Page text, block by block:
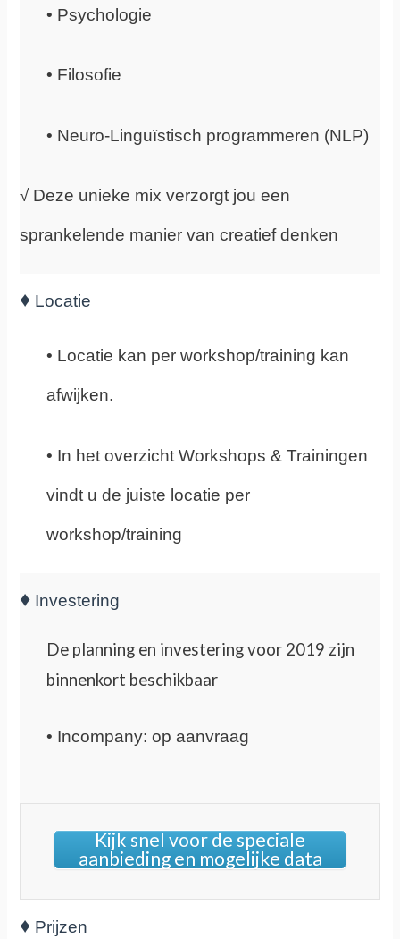
• Psychologie
• Filosofie
• Neuro-Linguïstisch programmeren (NLP)
√ Deze unieke mix verzorgt jou een
sprankelende manier van creatief denken
♦ Locatie
• Locatie kan per workshop/training kan
afwijken.
• In het overzicht Workshops & Trainingen
vindt u de juiste locatie per
workshop/training
♦ Investering
De planning en investering voor 2019 zijn
binnenkort beschikbaar
• Incompany: op aanvraag
Kijk snel voor de speciale
aanbieding en mogelijke data
♦ Prijzen